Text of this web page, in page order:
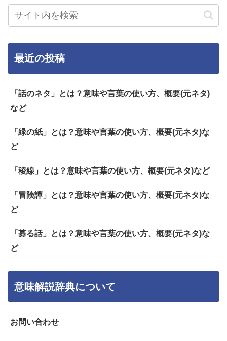
最近の投稿
「話のネタ」とは？意味や言葉の使い方、概要(元ネタ)
など
「緑の紙」とは？意味や言葉の使い方、概要(元ネタ)な
ど
「稜線」とは？意味や言葉の使い方、概要(元ネタ)など
「冒険譚」とは？意味や言葉の使い方、概要(元ネタ)な
ど
「募る話」とは？意味や言葉の使い方、概要(元ネタ)な
ど
意味解説辞典について
お問い合わせ